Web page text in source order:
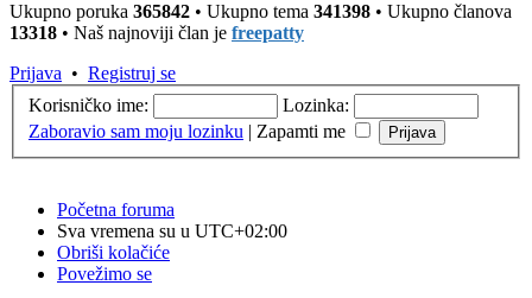
Ukupno poruka 365842 • Ukupno tema 341398 • Ukupno članova
13318 • Naš najnoviji član je freepatty
Prijava • Registruj se
Korisničko ime:
Lozinka:
Zaboravio sam moju lozinku | Zapamti me
Početna foruma
Sva vremena su u UTC+02:00
Obriši kolačiće
Povežimo se